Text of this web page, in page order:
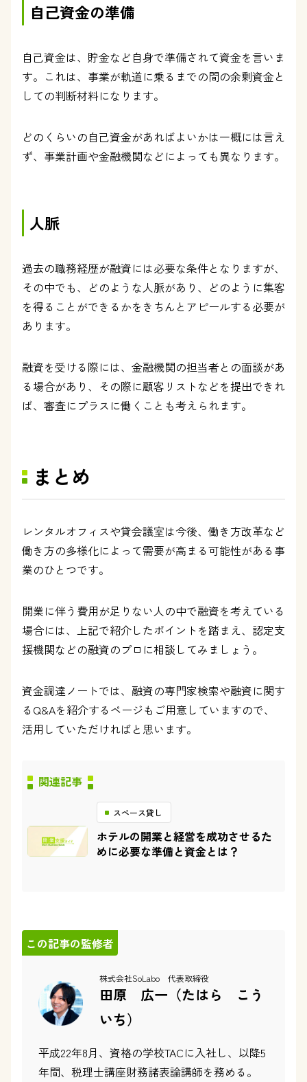
自己資金の準備
自己資金は、貯金など自身で準備されて資金を言いま
す。これは、事業が軌道に乗るまでの間の余剰資金と
しての判断材料になります。
どのくらいの自己資金があればよいかは一概には言え
ず、事業計画や金融機関などによっても異なります。
人脈
過去の職務経歴が融資には必要な条件となりますが、
その中でも、どのような人脈があり、どのように集客
を得ることができるかをきちんとアピールする必要が
あります。
融資を受ける際には、金融機関の担当者との面談があ
る場合があり、その際に顧客リストなどを提出できれ
ば、審査にプラスに働くことも考えられます。
まとめ
レンタルオフィスや貸会議室は今後、働き方改革など
働き方の多様化によって需要が高まる可能性がある事
業のひとつです。
開業に伴う費用が足りない人の中で融資を考えている
場合には、上記で紹介したポイントを踏まえ、認定支
援機関などの融資のプロに相談してみましょう。
資金調達ノートでは、融資の専門家検索や融資に関す
るQ&Aを紹介するページもご用意していますので、
活用していただければと思います。
関連記事
スペース貸し
ホテルの開業と経営を成功させるた
めに必要な準備と資金とは？
この記事の監修者
株式会社SoLabo 代表取締役
田原 広一（たはら こう
いち）
平成22年8月、資格の学校TACに入社し、以降5
年間、税理士講座財務諸表論講師を務める。